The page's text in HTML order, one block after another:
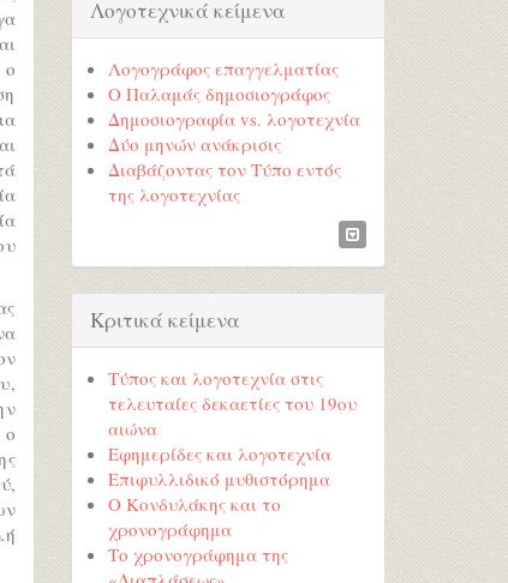
Λογοτεχνικά κείμενα
Λογογράφος επαγγελματίας
Ο Παλαμάς δημοσιογράφος
Δημοσιογραφία vs. λογοτεχνία
Δύο μηνών ανάκρισις
Διαβάζοντας τον Τύπο εντός
της λογοτεχνίας
Κριτικά κείμενα
Τύπος και λογοτεχνία στις
τελευταίες δεκαετίες του 19ου
αιώνα
Εφημερίδες και λογοτεχνία
Επιφυλλιδικό μυθιστόρημα
Ο Κονδυλάκης και το
χρονογράφημα
Το χρονογράφημα της